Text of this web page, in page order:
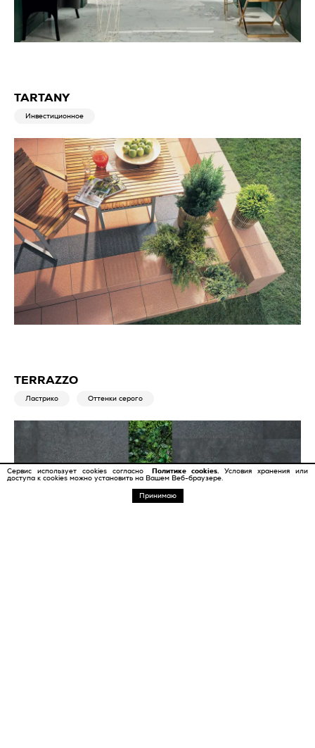
TARTANY
Инвестиционное
TERRAZZO
Ластрико Оттенки серого
Сервис использует cookies согласно Политике cookies. Условия хранения или
доступа к cookies можно установить на Вашем Веб-браузере.
Принимаю